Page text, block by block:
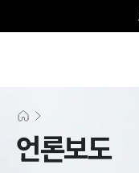
언론보도